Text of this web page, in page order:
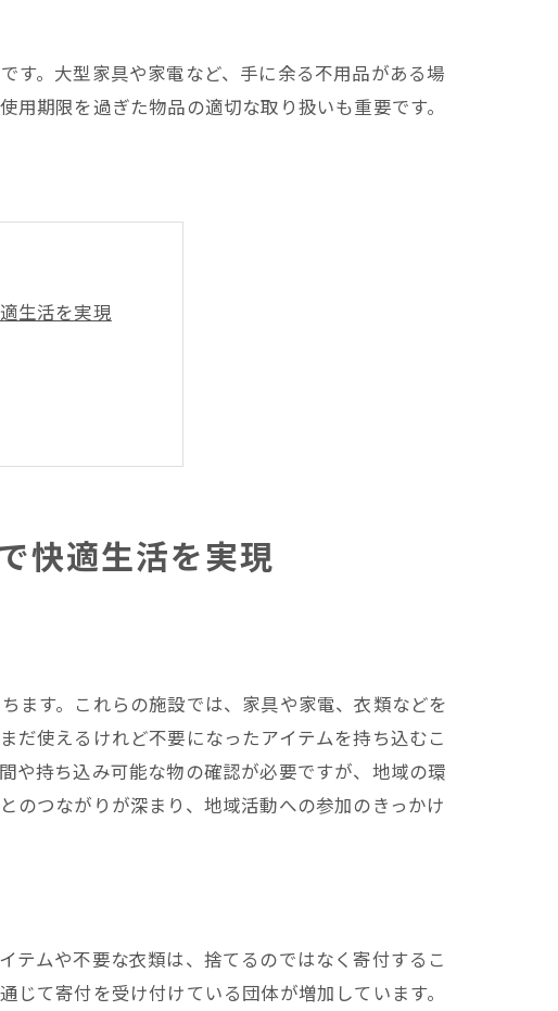
す。大型家具や家電など、手に余る不用品がある場
期限を過ぎた物品の適切な取り扱いも重要です。
生活を実現
快適生活を実現
ます。これらの施設では、家具や家電、衣類などを
だ使えるけれど不要になったアイテムを持ち込むこ
や持ち込み可能な物の確認が必要ですが、地域の環
のつながりが深まり、地域活動への参加のきっかけ
テムや不要な衣類は、捨てるのではなく寄付するこ
て寄付を受け付けている団体が増加しています。